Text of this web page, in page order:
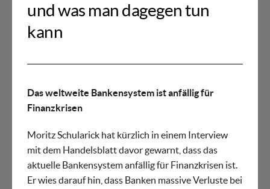
und was man dagegen tun
kann
Das weltweite Bankensystem ist anfällig für
Finanzkrisen
Moritz Schularick hat kürzlich in einem Interview
mit dem Handelsblatt davor gewarnt, dass das
aktuelle Bankensystem anfällig für Finanzkrisen ist.
Er wies darauf hin, dass Banken massive Verluste bei